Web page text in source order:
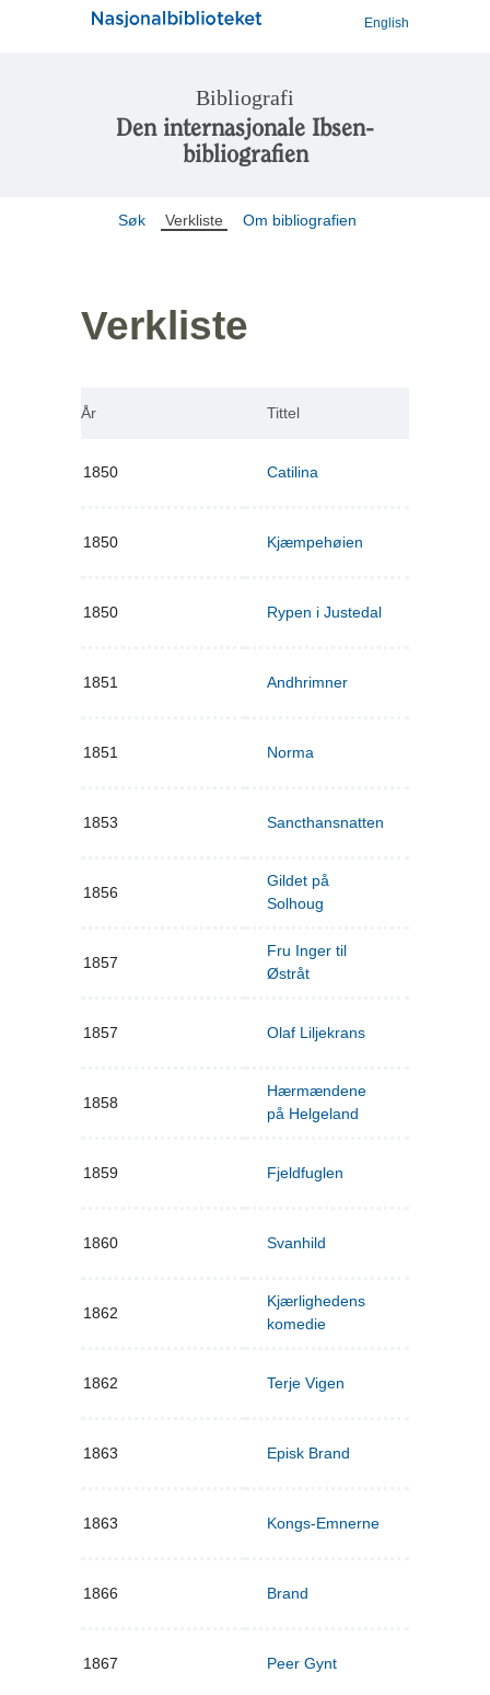
English
Bibliografi
Den internasjonale Ibsen-
bibliografien
Søk Verkliste Om bibliografien
Verkliste
År Tittel
1850 Catilina
1850 Kjæmpehøien
1850 Rypen i Justedal
1851 Andhrimner
1851 Norma
1853 Sancthansnatten
1856
Gildet på
Solhoug
1857
Fru Inger til
Østråt
1857 Olaf Liljekrans
1858
Hærmændene
på Helgeland
1859 Fjeldfuglen
1860 Svanhild
1862
Kjærlighedens
komedie
1862 Terje Vigen
1863 Episk Brand
1863 Kongs-Emnerne
1866 Brand
1867 Peer Gynt